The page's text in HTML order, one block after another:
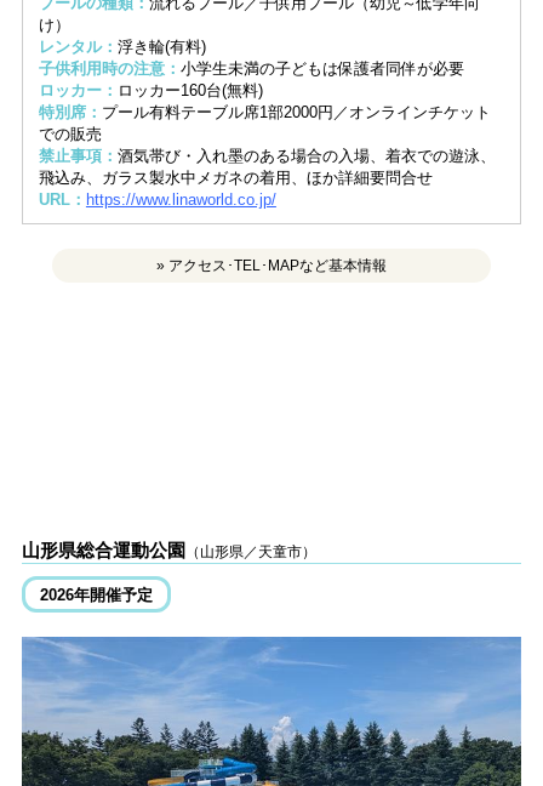
け）
レンタル： 浮き輪(有料)
子供利用時の注意： 小学生未満の子どもは保護者同伴が必要
ロッカー： ロッカー160台(無料)
特別席： プール有料テーブル席1部2000円／オンラインチケット
での販売
禁止事項： 酒気帯び・入れ墨のある場合の入場、着衣での遊泳、
飛込み、ガラス製水中メガネの着用、ほか詳細要問合せ
URL： https://www.linaworld.co.jp/
» アクセス･TEL･MAPなど基本情報
山形県総合運動公園 （山形県／天童市）
2026年開催予定